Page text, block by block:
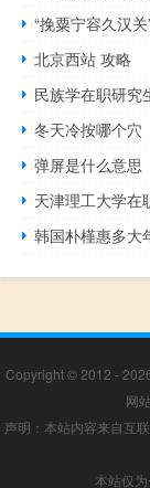
“挽粟宁容久汉
北京西站 攻略
民族学在职研究
冬天冷按哪个穴
弹屏是什么意思
天津理工大学在
韩国朴槿惠多大
Copyright © 2012 -
网
声明：本站内容来自互
本站仅